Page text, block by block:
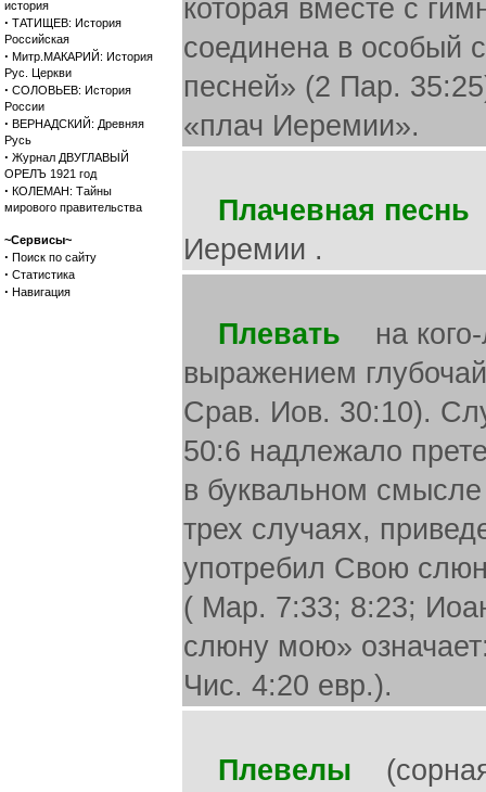
история
· ТАТИЩЕВ: История
Российская
· Митр.МАКАРИЙ: История
Рус. Церкви
· СОЛОВЬЕВ: История
России
· ВЕРНАДСКИЙ: Древняя
Русь
· Журнал ДВУГЛАВЫЙ
ОРЕЛЪ 1921 год
· КОЛЕМАН: Тайны
мирового правительства
~Сервисы~
· Поиск по сайту
· Статистика
· Навигация
которая вместе с
соединена в особый
песней» (2 Пар.
«плач Иеремии».
Плачевная песнь
Иеремии .
Плевать на кого-
выражением
Срав. Иов. 30:10).
50:6 надлежало
в буквальном
трех случаях,
употребил Свою
( Map. 7:33; 8:23;
слюну мою»
Чис. 4:20 евр.).
Плевелы (сорная